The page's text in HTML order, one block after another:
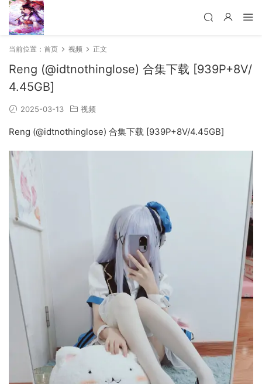
当前位置： 首页 视频 正文
Reng (@idtnothinglose) 合集下载 [939P+8V/
4.45GB]
2025-03-13 视频
Reng (@idtnothinglose) 合集下载 [939P+8V/4.45GB]